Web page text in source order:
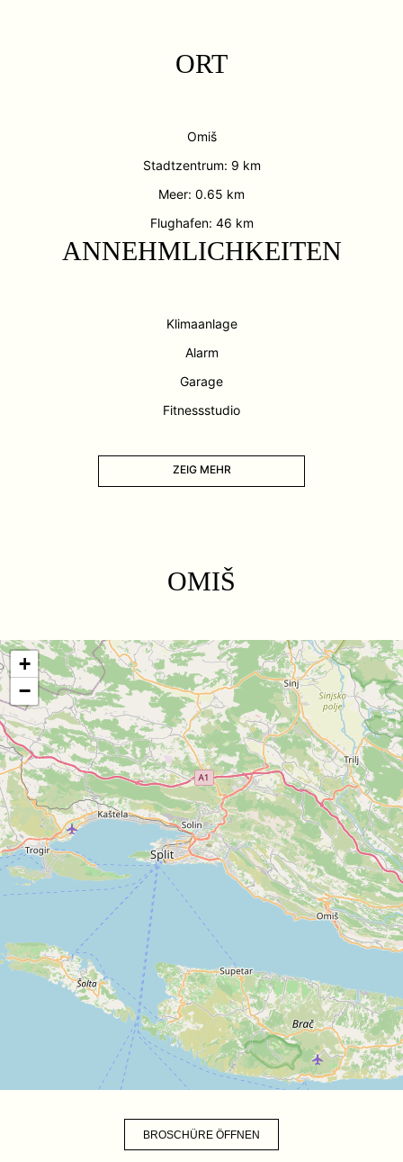
ORT
Omiš
Stadtzentrum: 9 km
Meer: 0.65 km
Flughafen: 46 km
ANNEHMLICHKEITEN
Klimaanlage
Alarm
Garage
Fitnessstudio
ZEIG MEHR
OMIŠ
+
−
BROSCHÜRE ÖFFNEN